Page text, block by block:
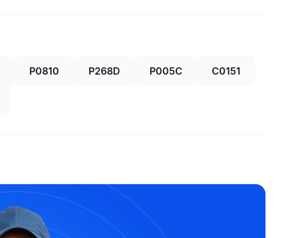
P0810 P268D P005C C0151